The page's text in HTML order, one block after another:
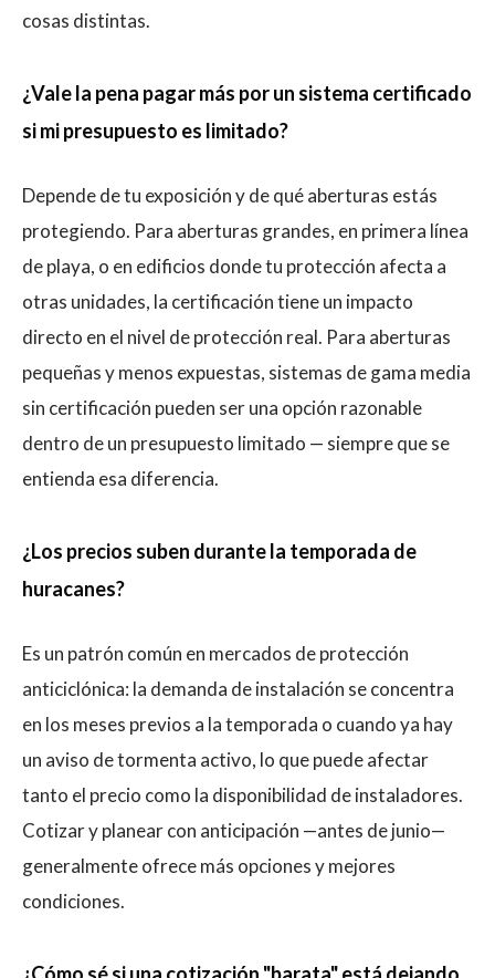
cosas distintas.
¿Vale la pena pagar más por un sistema certificado
si mi presupuesto es limitado?
Depende de tu exposición y de qué aberturas estás
protegiendo. Para aberturas grandes, en primera línea
de playa, o en edificios donde tu protección afecta a
otras unidades, la certificación tiene un impacto
directo en el nivel de protección real. Para aberturas
pequeñas y menos expuestas, sistemas de gama media
sin certificación pueden ser una opción razonable
dentro de un presupuesto limitado — siempre que se
entienda esa diferencia.
¿Los precios suben durante la temporada de
huracanes?
Es un patrón común en mercados de protección
anticiclónica: la demanda de instalación se concentra
en los meses previos a la temporada o cuando ya hay
un aviso de tormenta activo, lo que puede afectar
tanto el precio como la disponibilidad de instaladores.
Cotizar y planear con anticipación —antes de junio—
generalmente ofrece más opciones y mejores
condiciones.
¿Cómo sé si una cotización "barata" está dejando